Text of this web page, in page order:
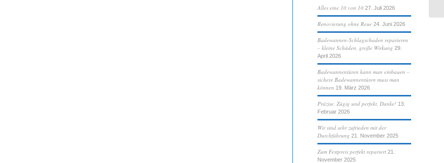
Alles eine 10 von 10 27. Juli 2026
Renovierung ohne Reue 24. Juni 2026
Badewannen-Schlagschaden reparieren
– kleine Schäden, große Wirkung 29.
April 2026
Badewannentüren kann man einbauen –
sichere Badewannentüren muss man
können 19. März 2026
Präzise. Zügig und perfekt. Danke! 13.
Februar 2026
Wir sind sehr zufrieden mit der
Durchführung 21. November 2025
Zum Festpreis perfekt repariert 21.
November 2025